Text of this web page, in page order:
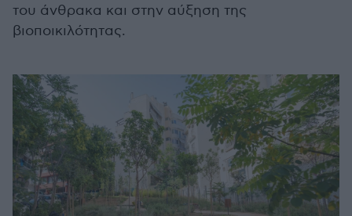
του άνθρακα και στην αύξηση της
βιοποικιλότητας.